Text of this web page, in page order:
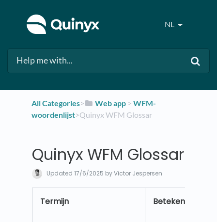
NL
All Categories​>​ ​Web app ​ > ​​WFM-
woordenlijst​>​ Quinyx WFM Glossar
Quinyx WFM Glossar
Updated 17/6/2025 by Victor Jespersen
Termijn Betekenis